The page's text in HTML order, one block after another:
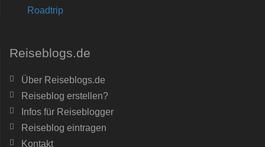
Roadtrip
Reiseblogs.de
Über Reiseblogs.de
Reiseblog erstellen?
Infos für Reiseblogger
Reiseblog eintragen
Kontakt